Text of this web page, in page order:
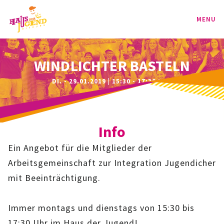
MENU
PROGRAMM
KINDER
JUGEND
BAG
SPORT-BAG
BAG-CLASSIC
WINDLICHTER BASTELN
DI. - 29.01.2019 | 15:30 - 17:30 UHR
Info
Ein Angebot für die Mitglieder der
Arbeitsgemeinschaft zur Integration Jugendicher
mit Beeinträchtigung.
Immer montags und dienstags von 15:30 bis